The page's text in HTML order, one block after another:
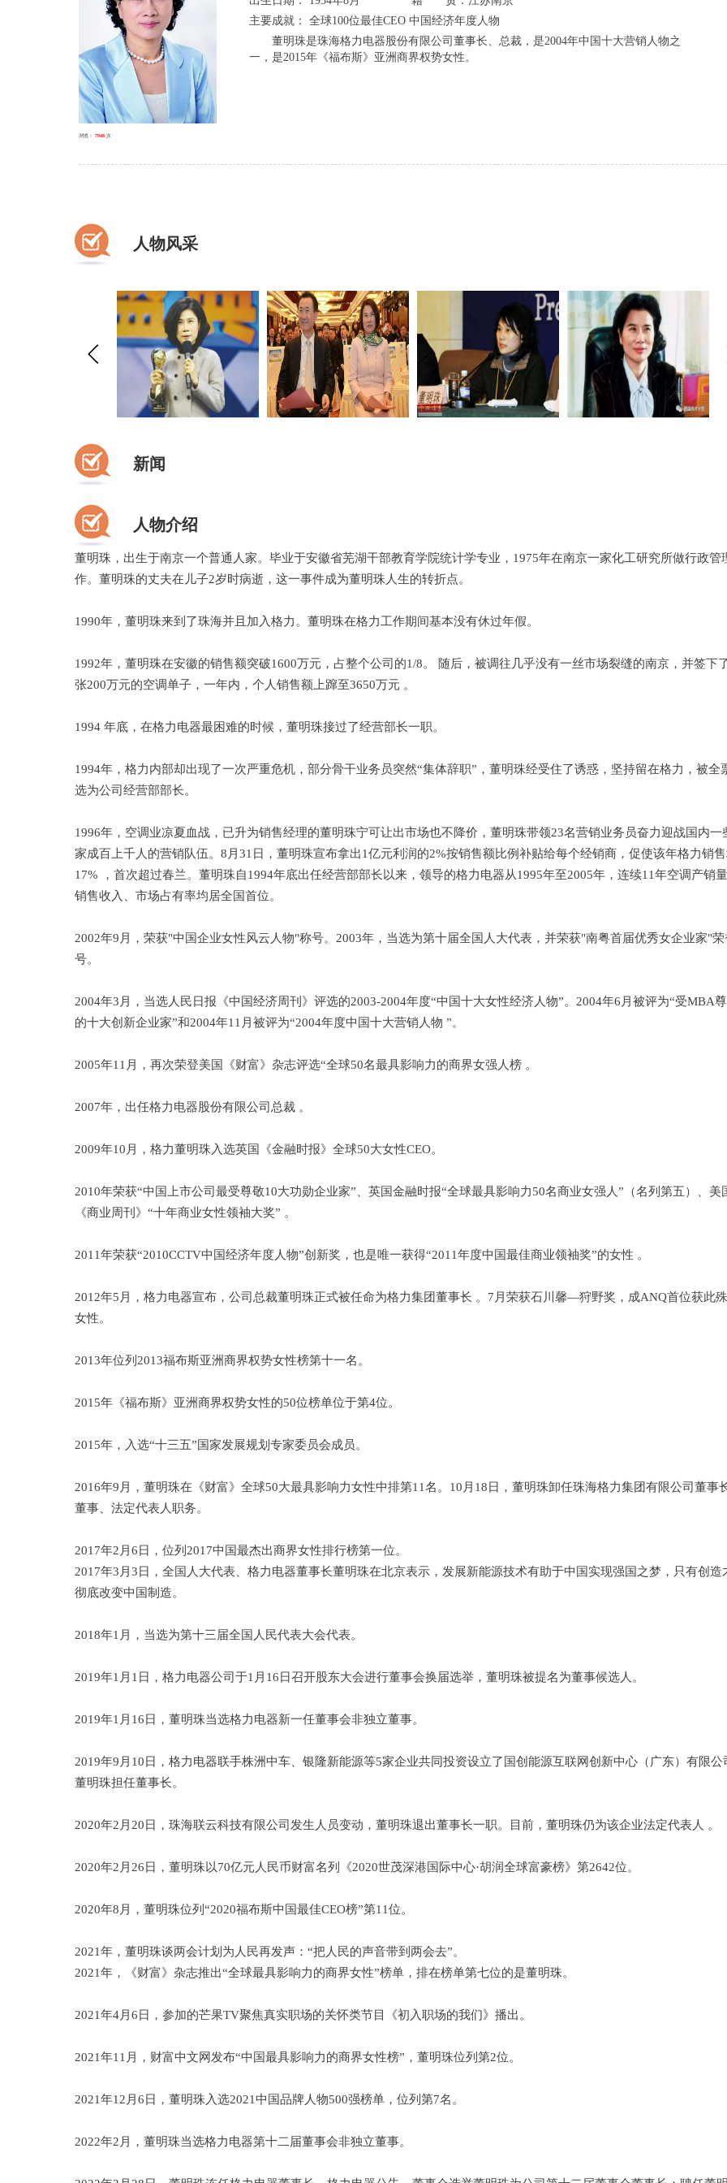
浏览： 7948 次
主要成就： 全球100位最佳CEO 中国经济年度人物
董明珠是珠海格力电器股份有限公司董事长、总裁，是2004年中国十大营销人物之
一，是2015年《福布斯》亚洲商界权势女性。
人物风采
新闻
人物介绍
董明珠，出生于南京一个普通人家。毕业于安徽省芜湖干部教育学院统计学专业，1975年在南京一家化工研究所做行政管
作。董明珠的丈夫在儿子2岁时病逝，这一事件成为董明珠人生的转折点。
1990年，董明珠来到了珠海并且加入格力。董明珠在格力工作期间基本没有休过年假。
1992年，董明珠在安徽的销售额突破1600万元，占整个公司的1/8。 随后，被调往几乎没有一丝市场裂缝的南京，并签下
张200万元的空调单子，一年内，个人销售额上蹿至3650万元 。
1994 年底，在格力电器最困难的时候，董明珠接过了经营部长一职。
1994年，格力内部却出现了一次严重危机，部分骨干业务员突然“集体辞职”，董明珠经受住了诱惑，坚持留在格力，被全
选为公司经营部部长。
1996年，空调业凉夏血战，已升为销售经理的董明珠宁可让出市场也不降价，董明珠带领23名营销业务员奋力迎战国内一
家成百上千人的营销队伍。8月31日，董明珠宣布拿出1亿元利润的2%按销售额比例补贴给每个经销商，促使该年格力销
17% ，首次超过春兰。董明珠自1994年底出任经营部部长以来，领导的格力电器从1995年至2005年，连续11年空调产销
销售收入、市场占有率均居全国首位。
2002年9月，荣获"中国企业女性风云人物"称号。2003年，当选为第十届全国人大代表，并荣获"南粤首届优秀女企业家"荣
号。
2004年3月，当选人民日报《中国经济周刊》评选的2003-2004年度“中国十大女性经济人物”。2004年6月被评为“受MBA
的十大创新企业家”和2004年11月被评为“2004年度中国十大营销人物 ”。
2005年11月，再次荣登美国《财富》杂志评选“全球50名最具影响力的商界女强人榜 。
2007年，出任格力电器股份有限公司总裁 。
2009年10月，格力董明珠入选英国《金融时报》全球50大女性CEO。
2010年荣获“中国上市公司最受尊敬10大功勋企业家”、英国金融时报“全球最具影响力50名商业女强人”（名列第五）、美
《商业周刊》“十年商业女性领袖大奖” 。
2011年荣获“2010CCTV中国经济年度人物”创新奖，也是唯一获得“2011年度中国最佳商业领袖奖”的女性 。
2012年5月，格力电器宣布，公司总裁董明珠正式被任命为格力集团董事长 。7月荣获石川馨—狩野奖，成ANQ首位获此
女性。
2013年位列2013福布斯亚洲商界权势女性榜第十一名。
2015年《福布斯》亚洲商界权势女性的50位榜单位于第4位。
2015年，入选“十三五”国家发展规划专家委员会成员。
2016年9月，董明珠在《财富》全球50大最具影响力女性中排第11名。10月18日，董明珠卸任珠海格力集团有限公司董事
董事、法定代表人职务。
2017年2月6日，位列2017中国最杰出商界女性排行榜第一位。
2017年3月3日，全国人大代表、格力电器董事长董明珠在北京表示，发展新能源技术有助于中国实现强国之梦，只有创造
彻底改变中国制造。
2018年1月，当选为第十三届全国人民代表大会代表。
2019年1月1日，格力电器公司于1月16日召开股东大会进行董事会换届选举，董明珠被提名为董事候选人。
2019年1月16日，董明珠当选格力电器新一任董事会非独立董事。
2019年9月10日，格力电器联手株洲中车、银隆新能源等5家企业共同投资设立了国创能源互联网创新中心（广东）有限公
董明珠担任董事长。
2020年2月20日，珠海联云科技有限公司发生人员变动，董明珠退出董事长一职。目前，董明珠仍为该企业法定代表人 。
2020年2月26日，董明珠以70亿元人民币财富名列《2020世茂深港国际中心·胡润全球富豪榜》第2642位。
2020年8月，董明珠位列“2020福布斯中国最佳CEO榜”第11位。
2021年，董明珠谈两会计划为人民再发声：“把人民的声音带到两会去”。
2021年，《财富》杂志推出“全球最具影响力的商界女性”榜单，排在榜单第七位的是董明珠。
2021年4月6日，参加的芒果TV聚焦真实职场的关怀类节目《初入职场的我们》播出。
2021年11月，财富中文网发布“中国最具影响力的商界女性榜”，董明珠位列第2位。
2021年12月6日，董明珠入选2021中国品牌人物500强榜单，位列第7名。
2022年2月，董明珠当选格力电器第十二届董事会非独立董事。